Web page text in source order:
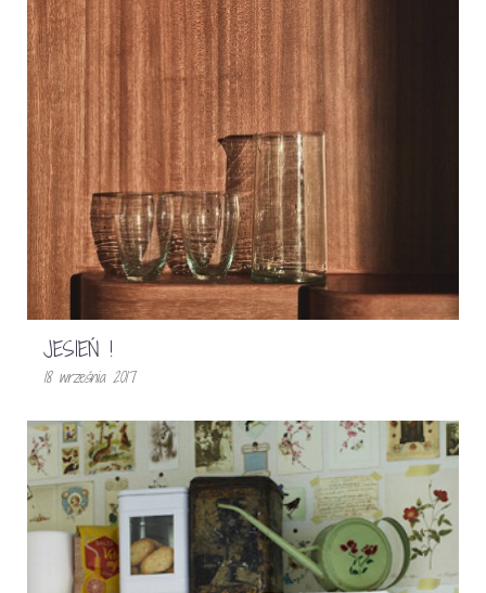
JESIEŃ !
18 września 2017